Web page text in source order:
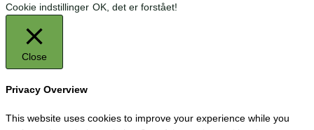
Cookie indstillinger OK, det er forstået!
Close
Privacy Overview
This website uses cookies to improve your experience while you